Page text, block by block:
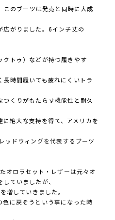
のブーツは発売と同時に大成
広がりました。6インチ丈の
クトゥ）などが持つ履きやす
長時間履いても疲れにくいトラ
くりがもたらす機能性と耐久
絶大な支持を得て、アメリカを
ッドウィングを代表するブーツ
オロラセット・レザーは元々オ
ていましたが、
増していきました。
色に戻そうという事になった時